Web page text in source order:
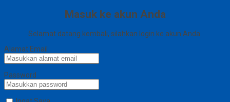
Masuk ke akun Anda
Selamat datang kembali, silahkan login ke akun Anda.
Alamat Email
Password